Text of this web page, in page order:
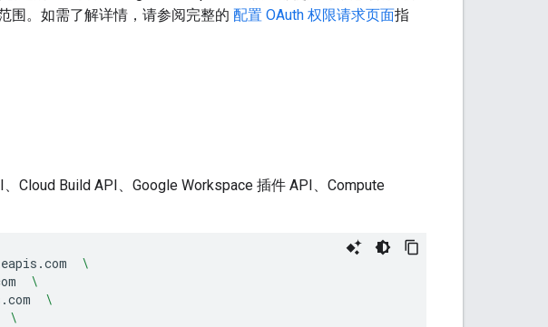
围。如需了解详情，请参阅完整的 配置 OAuth 权限请求页面指
Cloud Build API、Google Workspace 插件 API、Compute
\
\
\
\